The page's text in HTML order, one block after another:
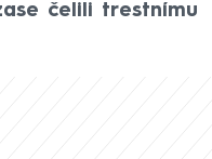
čelili trestnímu